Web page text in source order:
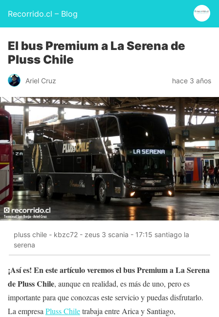
Recorrido.cl – Blog
El bus Premium a La Serena de
Pluss Chile
Ariel Cruz hace 3 años
pluss chile - kbzc72 - zeus 3 scania - 17:15 santiago la
serena
¡Así es! En este artículo veremos el bus Premium a La Serena
de Pluss Chile, aunque en realidad, es más de uno, pero es
importante para que conozcas este servicio y puedas disfrutarlo.
La empresaPluss Chiletrabaja entre Arica y Santiago,